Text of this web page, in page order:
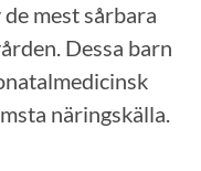
mest sårbara
Dessa barn
näringskälla.